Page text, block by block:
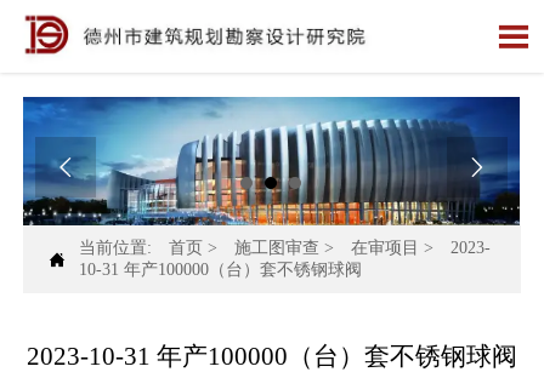

 

当前位置: 首页 > 施工图审查 > 在审项目 >
2023-
10-31 年产100000（台）套不锈钢球阀
2023-10-31 年产100000（台）套不锈钢球阀